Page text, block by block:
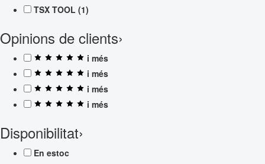
TSX TOOL (1)
Opinions de clients›
i més
i més
i més
i més
Disponibilitat›
En estoc